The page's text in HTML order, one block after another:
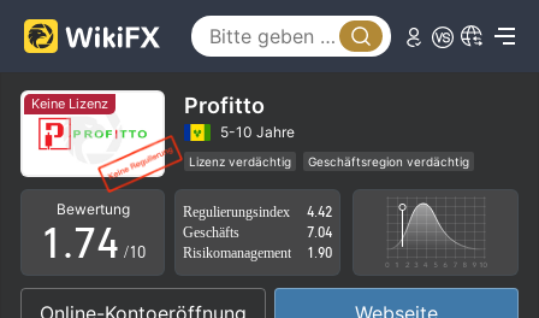
Keine Lizenz Profitto
5-10 Jahre
Lizenz verdächtig
Geschäftsregion verdächtig
Hohes potenzielles Risiko
Bewertung
0
1
2
.
3
4
5
6
7
8
0
1
2
3
4
5
/10
Regulierungsindex
4.42
Geschäfts
7.04
Risikomanagement
1.90
Online-Kontoeröffnung Webseite